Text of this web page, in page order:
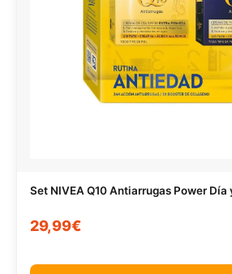
Set NIVEA Q10 Antiarrugas Power Día
29,99€